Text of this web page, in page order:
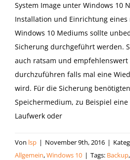
System Image unter Windows 10
Installation und Einrichtung
Windows 10 Mediums sollte
Sicherung durchgeführt werden.
auch ratsam und
durchzuführen falls mal eine
wird. Für die Sicherung
Speichermedium, zu Beispiel eine
Laufwerk oder
Von lsp | November 9th, 2016 |
Allgemein,Windows 10 | Tags: Backup,